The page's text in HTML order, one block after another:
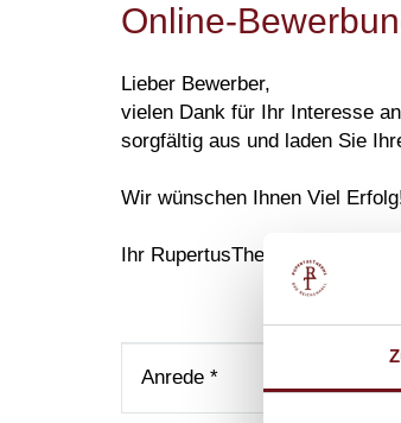
Online-
Lieber Bewerber,
vielen Dank für Ihr Interesse
sorgfältig aus und laden Sie
Wir wünschen Ihnen Viel
Ihr RupertusTherme Team